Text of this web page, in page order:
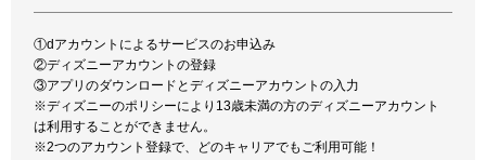
①dアカウントによるサービスのお申込み
②ディズニーアカウントの登録
③アプリのダウンロードとディズニーアカウントの入力
※ディズニーのポリシーにより13歳未満の方のディズニーアカウント
は利用することができません。
※2つのアカウント登録で、どのキャリアでもご利用可能！